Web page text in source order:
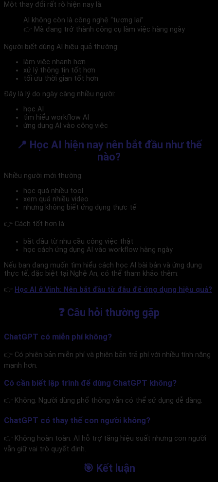
Một thay đổi rất rõ hiện nay là:
AI không còn là công nghệ “tương lai”
👉 Mà đang trở thành công cụ làm việc hàng ngày
Người biết dùng AI hiệu quả thường:
làm việc nhanh hơn
xử lý thông tin tốt hơn
tối ưu thời gian tốt hơn
Đây là lý do ngày càng nhiều người:
học AI
tìm hiểu workflow AI
ứng dụng AI vào công việc
📍 Học AI hiện nay nên bắt đầu như thế
nào?
Nhiều người mới thường:
học quá nhiều tool
xem quá nhiều video
nhưng không biết ứng dụng thực tế
👉 Cách tốt hơn là:
bắt đầu từ nhu cầu công việc thật
học cách ứng dụng AI vào workflow hàng ngày
Nếu bạn đang muốn tìm hiểu cách học AI bài bản và ứng dụng
thực tế, đặc biệt tại Nghệ An, có thể tham khảo thêm:
👉 Học AI ở Vinh: Nên bắt đầu từ đâu để ứng dụng hiệu quả?
❓ Câu hỏi thường gặp
ChatGPT có miễn phí không?
👉 Có phiên bản miễn phí và phiên bản trả phí với nhiều tính năng
mạnh hơn.
Có cần biết lập trình để dùng ChatGPT không?
👉 Không. Người dùng phổ thông vẫn có thể sử dụng dễ dàng.
ChatGPT có thay thế con người không?
👉 Không hoàn toàn. AI hỗ trợ tăng hiệu suất nhưng con người
vẫn giữ vai trò quyết định.
🎯 Kết luận